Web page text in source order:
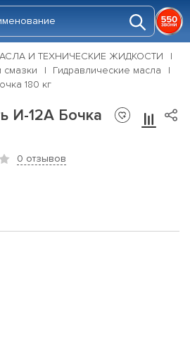
И ТЕХНИЧЕСКИЕ ЖИДКОСТИ
Гидравлические масла
180 кг
И-12А Бочка
0 отзывов